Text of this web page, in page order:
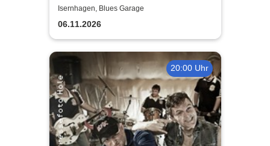
Isernhagen, Blues Garage
06.11.2026
20:00 Uhr